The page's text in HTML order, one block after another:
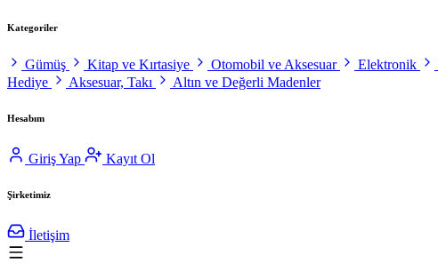
Kategoriler
Gümüş Kitap ve Kırtasiye Otomobil ve Aksesuar Elektronik
Hediye
Aksesuar, Takı Altın ve Değerli Madenler
Hesabım
Giriş Yap Kayıt Ol
Şirketimiz
İletişim